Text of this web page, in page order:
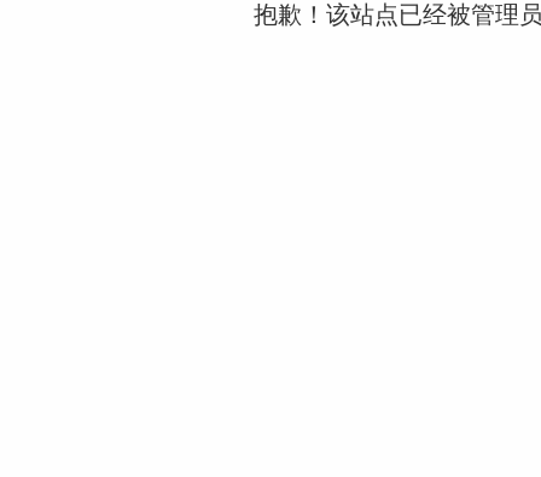
抱歉！该站点已经被管理